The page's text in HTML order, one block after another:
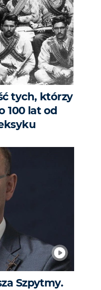
tych, którzy
100 lat od
Szpytmy.